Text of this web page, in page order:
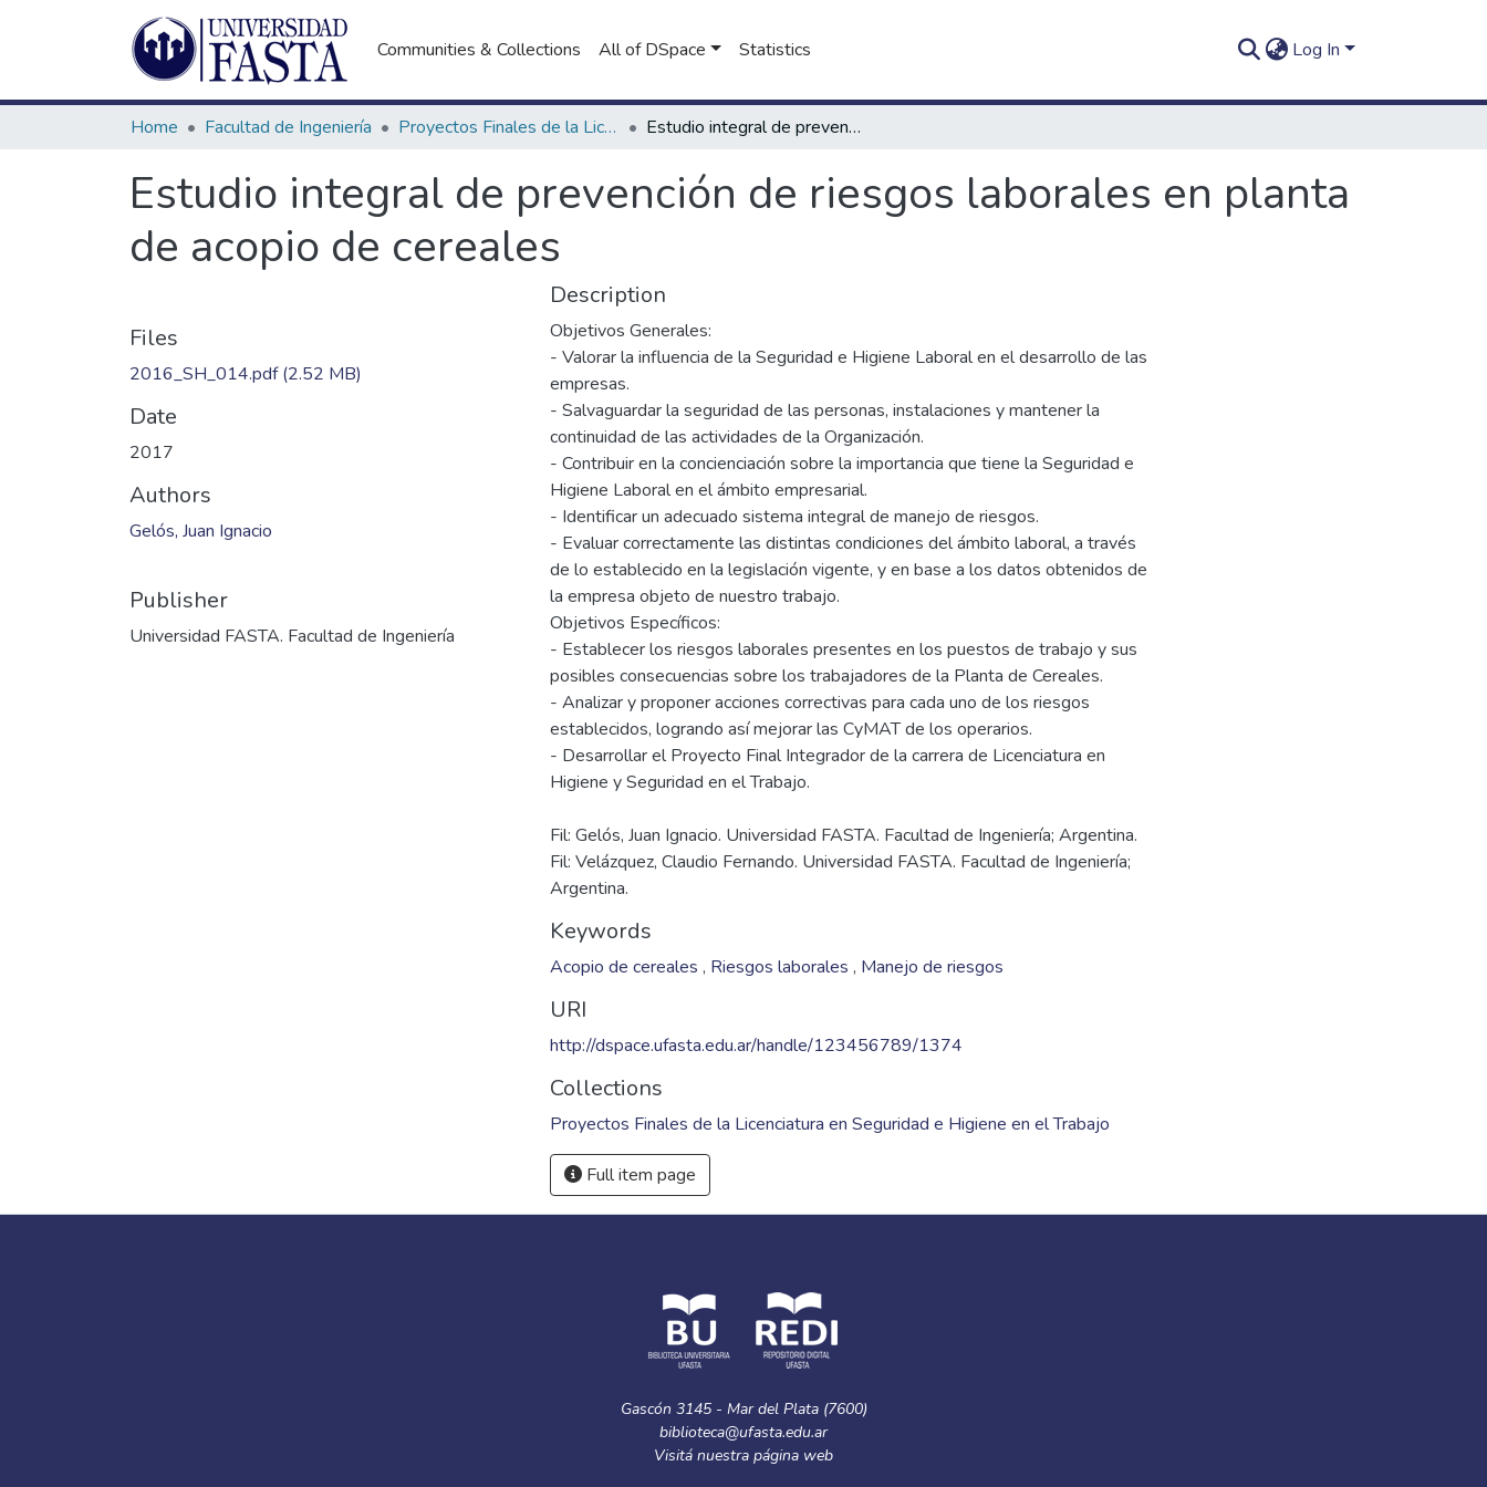
Communities & Collections All of DSpace Statistics Log In
Home Facultad de Ingeniería Proyectos Finales de la Licenciatura en Seguridad e Higiene en el Trabajo Estudio integral de prevención de riesgos laborales en planta de acopio de cereales
Estudio integral de prevención de riesgos laborales en planta
de acopio de cereales
Files
2016_SH_014.pdf
Description
Objetivos Generales:
- Valorar la influencia de la Seguridad e Higiene Laboral en el desarrollo de las
empresas.
- Salvaguardar la seguridad de las personas, instalaciones y mantener la
continuidad de las actividades de la Organización.
- Contribuir en la concienciación sobre la importancia que tiene la Seguridad e
Higiene Laboral en el ámbito empresarial.
- Identificar un adecuado sistema integral de manejo de riesgos.
- Evaluar correctamente las distintas condiciones del ámbito laboral, a través
de lo establecido en la legislación vigente, y en base a los datos obtenidos de
la empresa objeto de nuestro trabajo.
Objetivos Específicos:
- Establecer los riesgos laborales presentes en los puestos de trabajo y sus
posibles consecuencias sobre los trabajadores de la Planta de Cereales.
- Analizar y proponer acciones correctivas para cada uno de los riesgos
establecidos, logrando así mejorar las CyMAT de los operarios.
- Desarrollar el Proyecto Final Integrador de la carrera de Licenciatura en
Fil: Gelós, Juan Ignacio. Universidad FASTA. Facultad de Ingeniería; Argentina.
Fil: Velázquez, Claudio Fernando. Universidad FASTA. Facultad de Ingeniería;
Argentina.
Keywords
Acopio de cereales , Riesgos laborales , Manejo de riesgos
URI
http://dspace.ufasta.edu.ar/handle/123456789/1374
Collections
Proyectos Finales de la Licenciatura en Seguridad e Higiene en el Trabajo
Full item page
Gascón 3145 - Mar del Plata (7600)
biblioteca@ufasta.edu.ar
Visitá nuestra página web